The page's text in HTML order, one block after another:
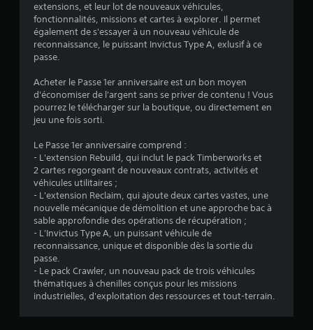
5
é
t
o
l
e
s
extensions, et leur lot de nouveaux véhicules,
fonctionnalités, missions et cartes à explorer. Il permet
également de s'essayer à un nouveau véhicule de
reconnaissance, le puissant Invictus Type A, exlusif à ce
passe.
Acheter le Passe 1er anniversaire est un bon moyen
d'économiser de l'argent sans se priver de contenu ! Vous
pourrez le télécharger sur la boutique, ou directement en
jeu une fois sorti.
Le Passe 1er anniversaire comprend :
- L'extension Rebuild, qui inclut le pack Timberworks et
2 cartes regorgeant de nouveaux contrats, activités et
véhicules utilitaires ;
- L'extension Reclaim, qui ajoute deux cartes vastes, une
nouvelle mécanique de démolition et une approche bac à
sable approfondie des opérations de récupération ;
- L'Invictus Type A, un puissant véhicule de
reconnaissance, unique et disponible dès la sortie du
passe.
- Le pack Crawler, un nouveau pack de trois véhicules
thématiques à chenilles conçus pour les missions
industrielles, d'exploitation des ressources et tout-terrain.